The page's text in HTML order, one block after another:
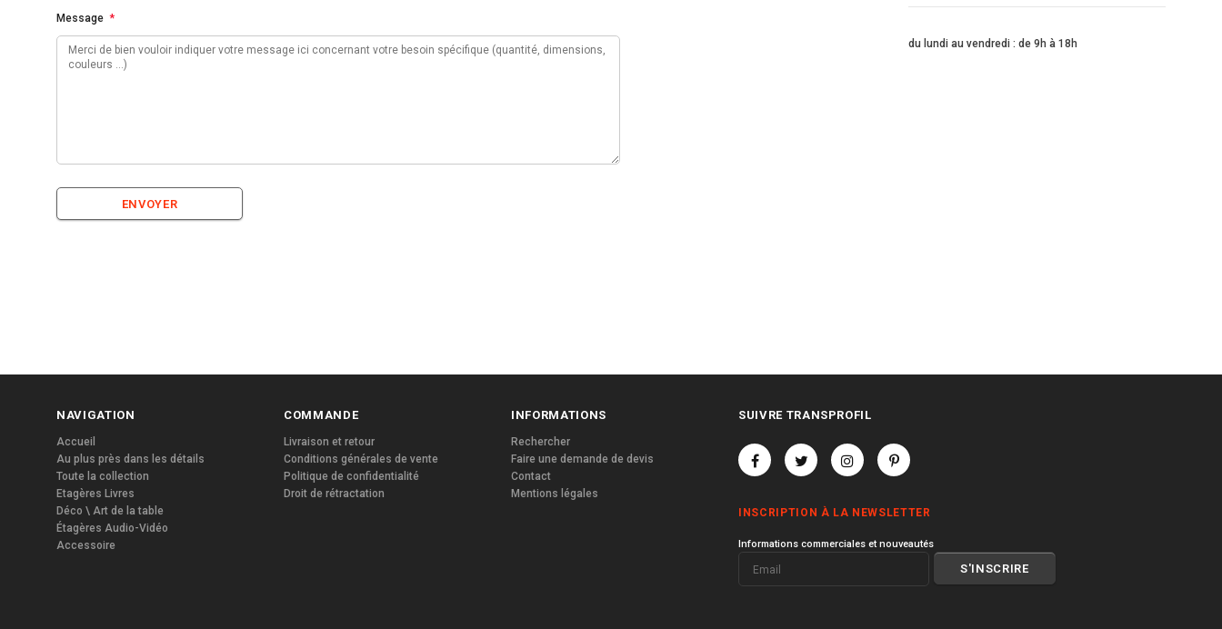
Message *
du lundi au vendredi : de 9h à 18h
NAVIGATION
Accueil
Au plus près dans les détails
Toute la collection
Etagères Livres
Déco \ Art de la table
Étagères Audio-Vidéo
Accessoire
COMMANDE
Livraison et retour
Conditions générales de vente
Politique de confidentialité
Droit de rétractation
INFORMATIONS
Rechercher
Faire une demande de devis
Contact
Mentions légales
SUIVRE TRANSPROFIL
INSCRIPTION À LA NEWSLETTER
Informations commerciales et nouveautés